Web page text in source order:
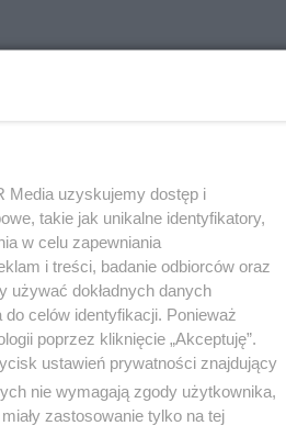
Media uzyskujemy dostęp i
takie jak unikalne identyfikatory,
w celu zapewniania
i treści, badanie odbiorców oraz
używać dokładnych danych
celów identyfikacji. Ponieważ
poprzez kliknięcie „Akceptuję”.
ustawień prywatności znajdujący
nie wymagają zgody użytkownika,
zastosowanie tylko na tej